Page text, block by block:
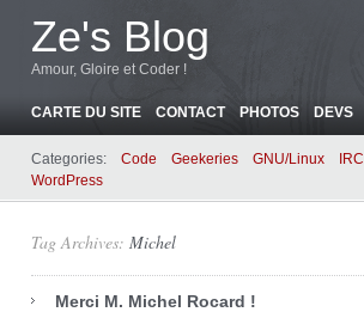
Ze's Blog
Amour, Gloire et Coder !
CARTE DU SITE CONTACT PHOTOS DEVS
Categories: Code Geekeries GNU/Linux IRC
WordPress
Tag Archives: Michel
Merci M. Michel Rocard !